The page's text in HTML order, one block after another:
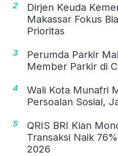
2
Dirjen Keuda
Makassar Fokus
Prioritas
3
Perumda Parkir
Member Parkir di
4
Wali Kota Munafri
Persoalan Sosial,
5
QRIS BRI Kian
Transaksi Naik
2026